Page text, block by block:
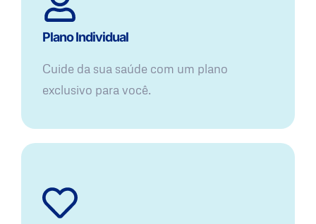
Plano Individual
Cuide da sua saúde com um plano
exclusivo para você.